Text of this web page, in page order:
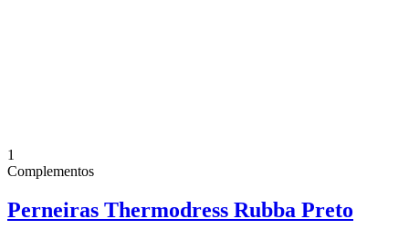
1
Complementos
Perneiras Thermodress Rubba Preto